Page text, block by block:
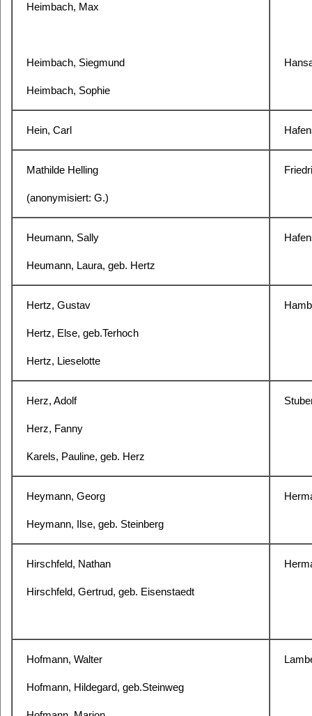
Heimbach, Max
Heimbach, Siegmund
Heimbach, Sophie
Hein, Carl
Mathilde Helling
(anonymisiert: G.)
Heumann, Sally
Heumann, Laura, geb. Hertz
Hertz, Gustav
Hertz, Else, geb.Terhoch
Hertz, Lieselotte
Herz, Adolf
Herz, Fanny
Karels, Pauline, geb. Herz
Heymann, Georg
Heymann, Ilse, geb. Steinberg
Hirschfeld, Nathan
Hirschfeld, Gertrud, geb. Eisenstaedt
Hofmann, Walter
Hofmann, Hildegard, geb.Steinweg